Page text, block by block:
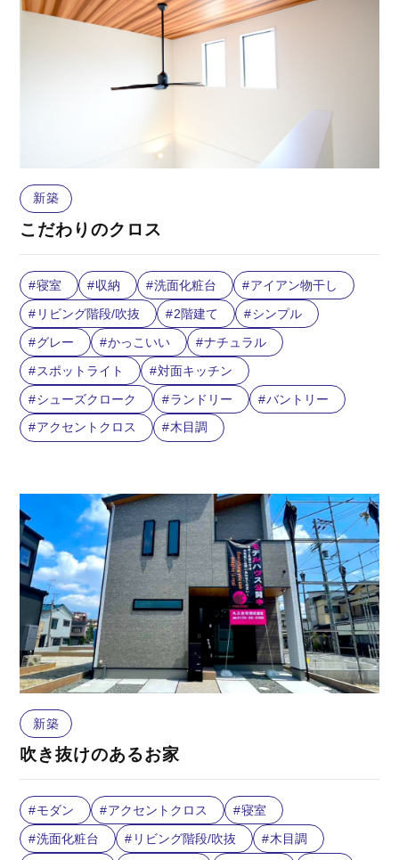
新築
こだわりのクロス
寝室 収納 洗面化粧台
アイアン物干し
リビング階段/吹抜
2階建て
シンプル
グレー
かっこいい
ナチュラル
スポットライト
対面キッチン
シューズクローク
ランドリー
バントリー
アクセントクロス
木目調
新築
吹き抜けのあるお家
モダン アクセントクロス
寝室
洗面化粧台
リビング階段/吹抜
木目調